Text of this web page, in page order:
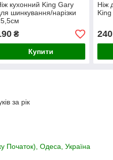
кухонний King Gary
шинкування/нарізки
₴
Купити
Ніж
240
за рік
Початок), Одеса, Україна